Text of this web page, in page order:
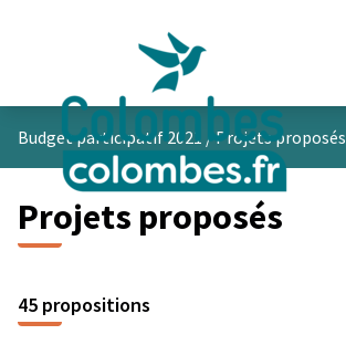
Budget participatif 2021 /Projets proposés
Projets proposés
45 propositions